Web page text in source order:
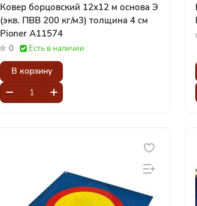
Ковер борцовский 12х12 м основа Э
(экв. ПВВ 200 кг/м3) толщина 4 см
Pioner A11574
0 Есть в наличии
В корзину